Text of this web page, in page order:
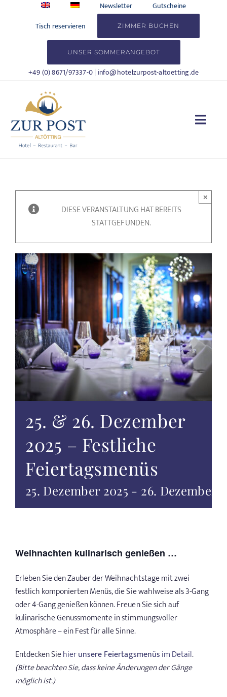
Newsletter
Gutscheine
Tisch reservieren
ZIMMER BUCHEN
UNSER SOMMERANGEBOT
+49 (0) 8671/97337-0| info@hotelzurpost-altoetting.de
WOHNEN
TAGUNGEN & FEIERN
ALTÖTTING & UMGEBUNG
WISSENSWERTES
GUTSCHEINE
DIESE VERANSTALTUNG HAT BEREITS
STATTGEFUNDEN.
×
25. & 26. Dezember
2025 – Festliche
Feiertagsmenüs
25. Dezember 2025 - 26. Dezember
Weihnachten kulinarisch genießen …
Erleben Sie den Zauber der Weihnachtstage mit zwei
festlich komponierten Menüs, die Sie wahlweise als 3-Gang
oder 4-Gang genießen können. Freuen Sie sich auf
kulinarische Genussmomente in stimmungsvoller
Atmosphäre – ein Fest für alle Sinne.
Entdecken Siehierunsere Feiertagsmenüsim Detail.
(Bitte beachten Sie, dass keine Änderungen der Gänge
möglich ist.)